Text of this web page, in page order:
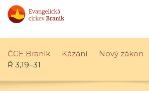
ČCE Braník Kázání Nový zákon
Ř 3,19–31